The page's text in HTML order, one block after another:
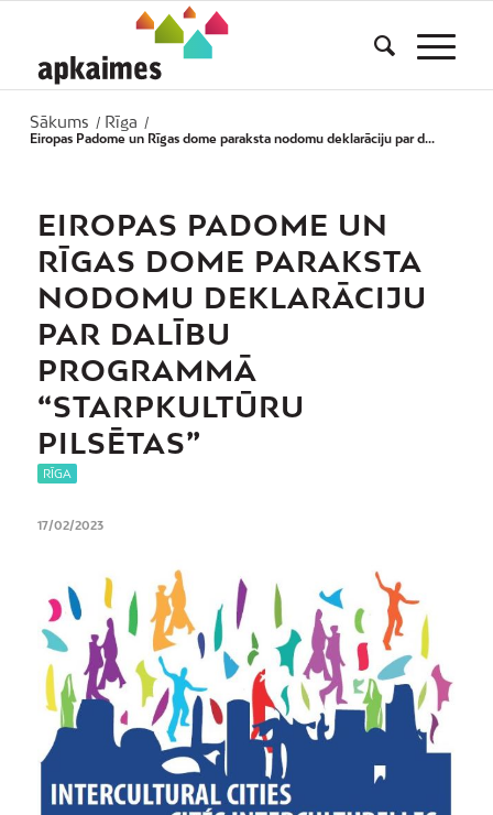
Sākums / Rīga
/
Eiropas Padome un Rīgas dome paraksta nodomu deklarāciju par d...
EIROPAS PADOME UN
RĪGAS DOME PARAKSTA
NODOMU DEKLARĀCIJU
PAR DALĪBU
PROGRAMMĀ
“STARPKULTŪRU
PILSĒTAS”
RĪGA
17/02/2023